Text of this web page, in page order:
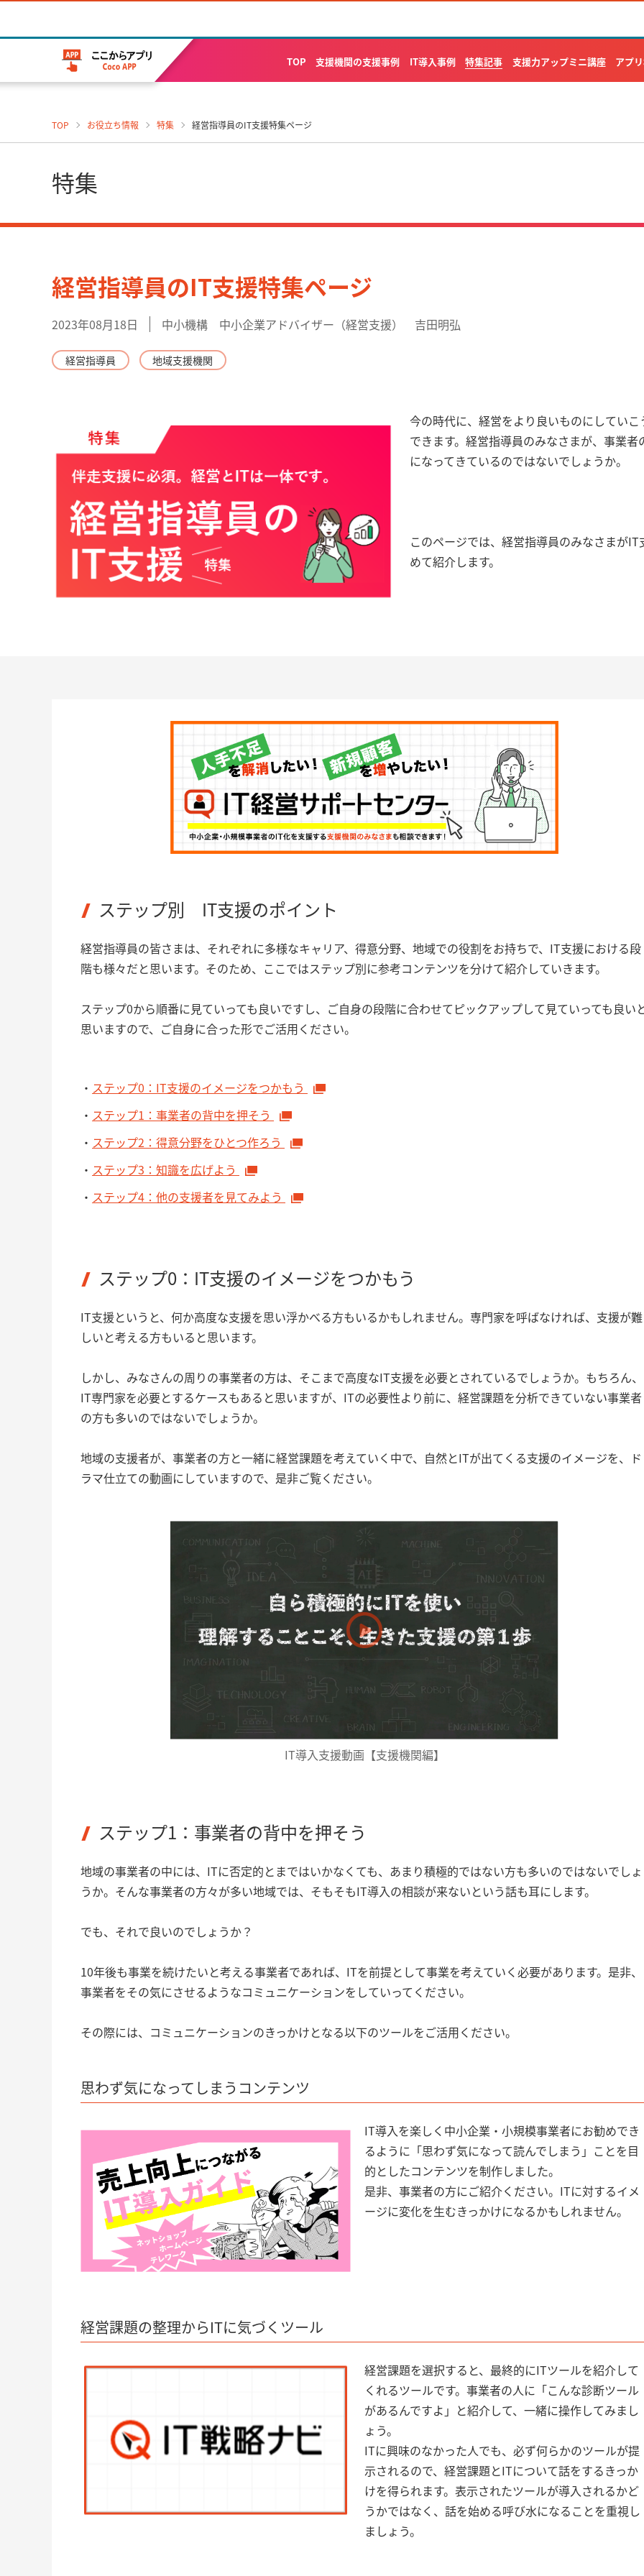
TOP 支援機関の支援事例 IT導入事例 特集記事 支援力アップミニ講座 アプ
TOP お役立ち情報 特集 経営指導員のIT支援特集ページ
特集
経営指導員のIT支援特集ページ
2023年08月18日 中小機構 中小企業アドバイザー（経営支援） 吉田明弘
経営指導員 地域支援機関
今の時代に、経営をより良いものにしてい
できます。経営指導員のみなさまが、事業
になってきているのではないでしょうか。
このページでは、経営指導員のみなさまが
めて紹介します。
ステップ別 IT支援のポイント
経営指導員の皆さまは、それぞれに多様なキャリア、得意分野、地域での役割をお持ちで、IT支援における段
階も様々だと思います。そのため、ここではステップ別に参考コンテンツを分けて紹介していきます。
ステップ0から順番に見ていっても良いですし、ご自身の段階に合わせてピックアップして見ていっても良い
思いますので、ご自身に合った形でご活用ください。
ステップ0：IT支援のイメージをつかもう
ステップ1：事業者の背中を押そう
ステップ2：得意分野をひとつ作ろう
ステップ3：知識を広げよう
ステップ4：他の支援者を見てみよう
ステップ0：IT支援のイメージをつかもう
IT支援というと、何か高度な支援を思い浮かべる方もいるかもしれません。専門家を呼ばなければ、支援が難
しいと考える方もいると思います。
しかし、みなさんの周りの事業者の方は、そこまで高度なIT支援を必要とされているでしょうか。もちろん、
IT専門家を必要とするケースもあると思いますが、ITの必要性より前に、経営課題を分析できていない事業者
の方も多いのではないでしょうか。
地域の支援者が、事業者の方と一緒に経営課題を考えていく中で、自然とITが出てくる支援のイメージを、ド
ラマ仕立ての動画にしていますので、是非ご覧ください。
IT導入支援動画【支援機関編】
ステップ1：事業者の背中を押そう
地域の事業者の中には、ITに否定的とまではいかなくても、あまり積極的ではない方も多いのではないでしょ
うか。そんな事業者の方々が多い地域では、そもそもIT導入の相談が来ないという話も耳にします。
でも、それで良いのでしょうか？
10年後も事業を続けたいと考える事業者であれば、ITを前提として事業を考えていく必要があります。是非、
事業者をその気にさせるようなコミュニケーションをしていってください。
その際には、コミュニケーションのきっかけとなる以下のツールをご活用ください。
思わず気になってしまうコンテンツ
IT導入を楽しく中小企業・小規模事業者にお勧めでき
るように「思わず気になって読んでしまう」ことを目
的としたコンテンツを制作しました。
是非、事業者の方にご紹介ください。ITに対するイメ
ージに変化を生むきっかけになるかもしれません。
経営課題の整理からITに気づくツール
経営課題を選択すると、最終的にITツールを紹介して
くれるツールです。事業者の人に「こんな診断ツール
があるんですよ」と紹介して、一緒に操作してみまし
ょう。
ITに興味のなかった人でも、必ず何らかのツールが提
示されるので、経営課題とITについて話をするきっか
けを得られます。表示されたツールが導入されるかど
うかではなく、話を始める呼び水になることを重視し
ましょう。